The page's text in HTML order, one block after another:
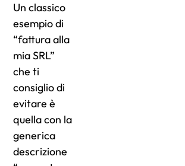
Un classico
esempio di
“fattura alla
mia SRL”
che ti
consiglio di
evitare è
quella con la
generica
descrizione